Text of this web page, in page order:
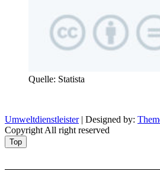
Quelle: Statista
Umweltdienstleister| Designed by:
Copyright All right reserved
Top